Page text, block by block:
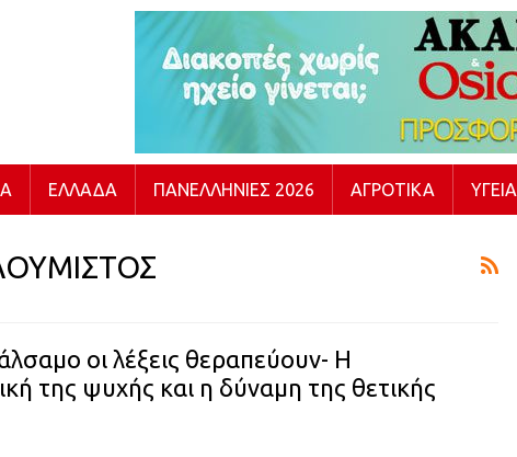
ΕΛΛΆΔΑ ΠΑΝΕΛΛΉΝΙΕΣ 2026 ΑΓΡΟΤΙΚΆ ΥΓΕΊΑ
οι λέξεις θεραπεύουν- Η
της ψυχής και η δύναμη της θετικής